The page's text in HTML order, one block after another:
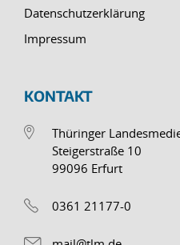
Datenschutzerklärung
Impressum
KONTAKT
Thüringer
Steigerstraße 10
99096 Erfurt
0361 21177-0